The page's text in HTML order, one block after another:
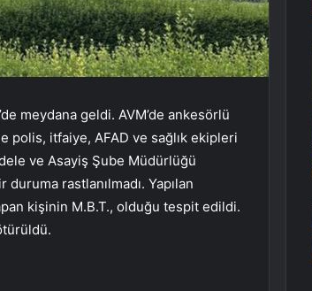
meydana geldi. AVM’de ankesörlü
polis, itfaiye, AFAD ve sağlık ekipleri
ve Asayiş Şube Müdürlüğü
rastlanılmadı. Yapılan
kişinin M.B.T., olduğu tespit edildi.